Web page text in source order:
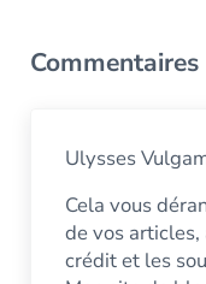
Commentaires
Ulysses
Cela vous
de vos
crédit et les